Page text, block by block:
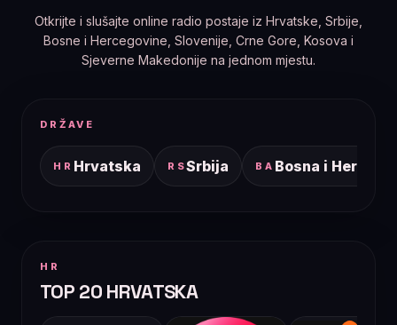
Otkrijte i slušajte online radio postaje iz Hrvatske, Srbije,
Bosne i Hercegovine, Slovenije, Crne Gore, Kosova i
Sjeverne Makedonije na jednom mjestu.
DRŽAVE
HR Hrvatska RSSrbija BA Bosna i
HR
TOP 20 HRVATSKA